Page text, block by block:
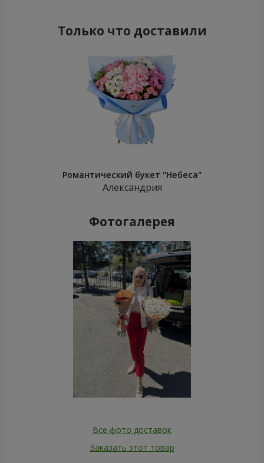
Только что доставили
Романтический букет "Небеса"
Александрия
Фотогалерея
Все фото доставок
Заказать этот товар